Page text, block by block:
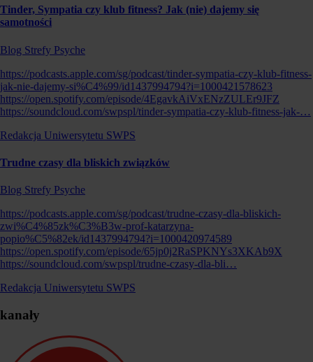
Tinder, Sympatia czy klub fitness? Jak (nie) dajemy się
samotności
Blog Strefy Psyche
https://podcasts.apple.com/sg/podcast/tinder-sympatia-czy-klub-fitness-
jak-nie-dajemy-si%C4%99/id1437994794?i=1000421578623
https://open.spotify.com/episode/4EgavkAiVxENzZULEr9JFZ
https://soundcloud.com/swpspl/tinder-sympatia-czy-klub-fitness-jak-…
Redakcja Uniwersytetu SWPS
Trudne czasy dla bliskich związków
Blog Strefy Psyche
https://podcasts.apple.com/sg/podcast/trudne-czasy-dla-bliskich-
zwi%C4%85zk%C3%B3w-prof-katarzyna-
popio%C5%82ek/id1437994794?i=1000420974589
https://open.spotify.com/episode/65jp0j2RaSPKNYs3XKAb9X
https://soundcloud.com/swpspl/trudne-czasy-dla-bli…
Redakcja Uniwersytetu SWPS
kanały